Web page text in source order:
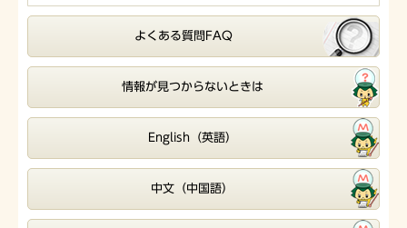
よくある質問FAQ
情報が見つからないときは
English（英語）
中文（中国語）